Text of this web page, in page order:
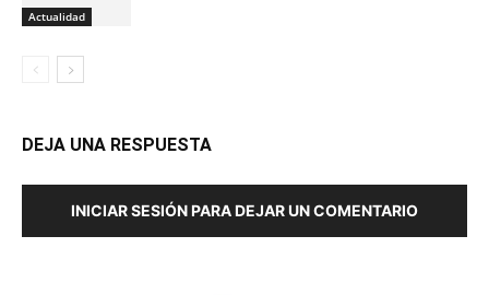
Actualidad
DEJA UNA RESPUESTA
INICIAR SESIÓN PARA DEJAR UN COMENTARIO